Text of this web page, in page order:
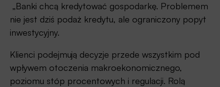
„Banki chcą kredytować gospodarkę. Problemem
nie jest dziś podaż kredytu, ale ograniczony popyt
inwestycyjny.
Klienci podejmują decyzje przede wszystkim pod
wpływem otoczenia makroekonomicznego,
poziomu stóp procentowych i regulacji. Rolą